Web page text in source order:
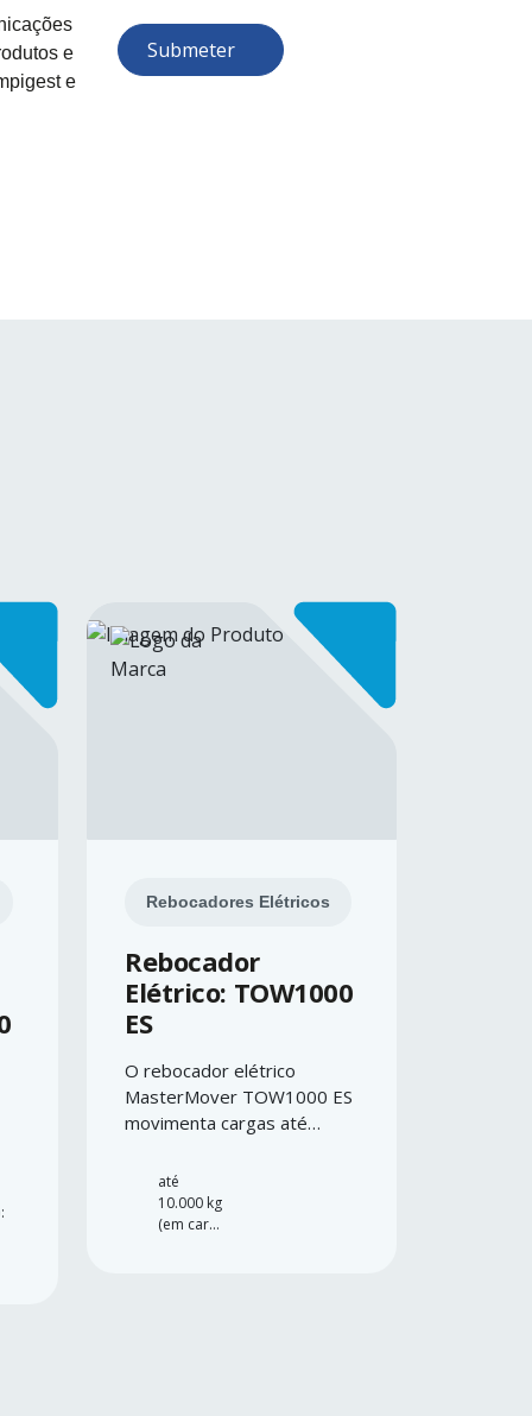
e
e
Submeter
Rebocadores Elétricos
Rebocador
Elétrico: TOW1000
ES
O rebocador elétrico
MasterMover TOW1000 ES
movimenta cargas até
reforçada e controlo total.
até
10.000 kg
(em carga